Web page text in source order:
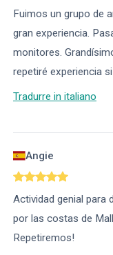
Fuimos un grupo de
gran experiencia.
monitores.
repetiré experiencia
Tradurre in italiano
Angie
Actividad genial para
por las costas de
Repetiremos!